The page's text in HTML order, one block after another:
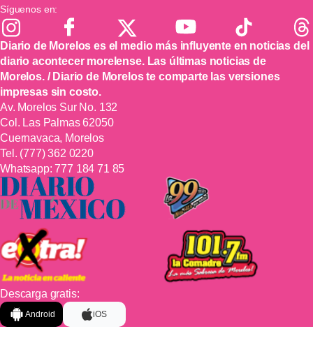
Síguenos en:
Diario de Morelos es el medio más influyente en noticias del
diario acontecer morelense. Las últimas noticias de
Morelos. / Diario de Morelos te comparte las versiones
impresas sin costo.
Av. Morelos Sur No. 132
Col. Las Palmas 62050
Cuernavaca, Morelos
Tel. (777) 362 0220
Whatsapp:777 184 71 85
Descarga gratis:
Android iOS